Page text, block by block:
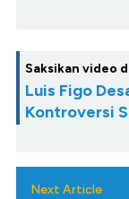
Saksikan video
Luis Figo
Kontroversi
Next Article